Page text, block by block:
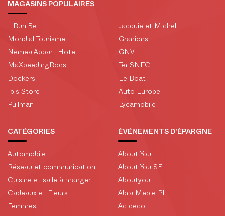
MAGASINS POPULAIRES
I-Run.Be
Mondial Tourisme
Nemea Appart Hotel
MaXpeedingRods
Dockers
Ibis Store
Pullman
Jacquie et Michel
Granions
GNV
Ter SNFC
Le Boat
Auto Europe
Lycamobile
CATÉGORIES
Automobile
Réseau et communication
Cuisine et salle à manger
Cadeaux et Fleurs
Femmes
ÉVÉNEMENTS D'ÉPARGNE
About You
About You SE
Aboutyou
Abra Meble PL
Ac deco